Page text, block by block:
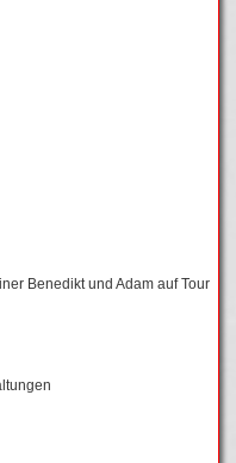
Benedikt und Adam auf Tour